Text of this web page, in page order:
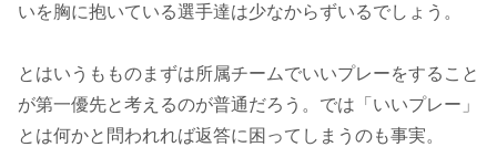
いを胸に抱いている選手達は少なからずいるでしょう。
とはいうもものまずは所属チームでいいプレーをすること
が第一優先と考えるのが普通だろう。では「いいプレー」
とは何かと問われれば返答に困ってしまうのも事実。